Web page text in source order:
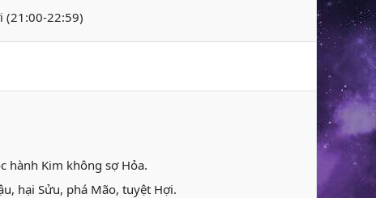
(21:00-22:59)
hành Kim không sợ Hỏa.
hại Sửu, phá Mão, tuyệt Hợi.